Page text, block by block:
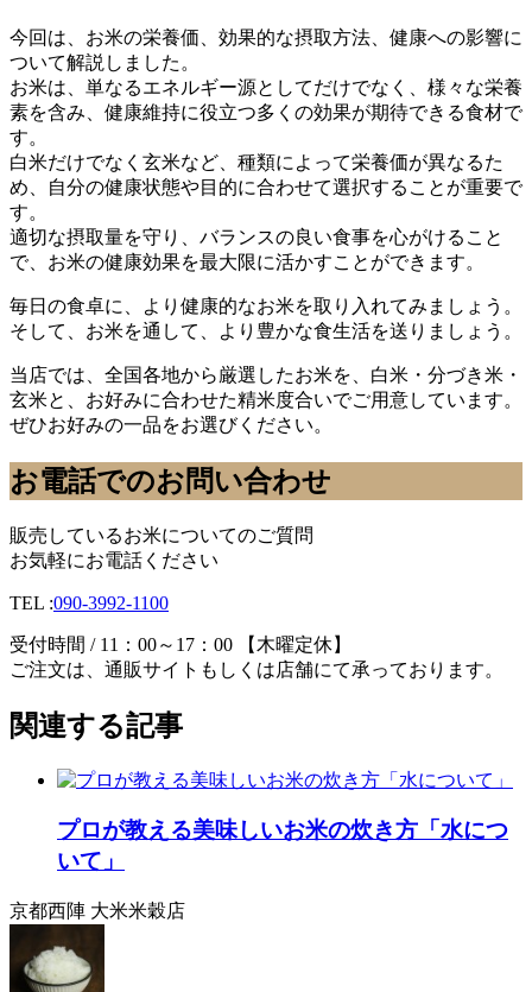
今回は、お米の栄養価、効果的な摂取方法、健康への影響に
ついて解説しました。
お米は、単なるエネルギー源としてだけでなく、様々な栄養
素を含み、健康維持に役立つ多くの効果が期待できる食材で
す。
白米だけでなく玄米など、種類によって栄養価が異なるた
め、自分の健康状態や目的に合わせて選択することが重要で
す。
適切な摂取量を守り、バランスの良い食事を心がけること
で、お米の健康効果を最大限に活かすことができます。
毎日の食卓に、より健康的なお米を取り入れてみましょう。
そして、お米を通して、より豊かな食生活を送りましょう。
当店では、全国各地から厳選したお米を、白米・分づき米・
玄米と、お好みに合わせた精米度合いでご用意しています。
ぜひお好みの一品をお選びください。
お電話でのお問い合わせ
販売しているお米についてのご質問
お気軽にお電話ください
TEL :090-3992-1100
受付時間 / 11：00～17：00 【木曜定休】
ご注文は、通販サイトもしくは店舗にて承っております。
関連する記事
プロが教える美味しいお米の炊き方「水につ
いて」
京都西陣 大米米穀店